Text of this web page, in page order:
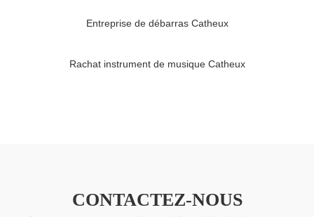
Entreprise de débarras Catheux
Rachat instrument de musique Catheux
CONTACTEZ-NOUS